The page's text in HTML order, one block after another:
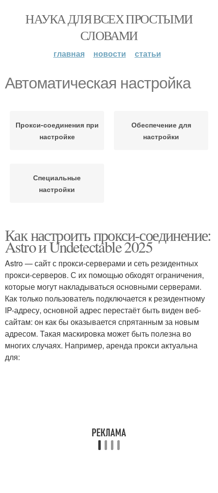
НАУКА ДЛЯ ВСЕХ ПРОСТЫМИ
СЛОВАМИ
главная новости статьи
Автоматическая настройка
Прокси-соединения при
настройке
Обеспечение для
настройки
Специальные
настройки
Как настроить прокси-соединение:
Astro и Undetectable 2025
Astro — сайт с прокси-серверами и сеть резидентных
прокси-серверов. С их помощью обходят ограничения,
которые могут накладываться основными серверами.
Как только пользователь подключается к резидентному
IP-адресу, основной адрес перестаёт быть виден веб-
сайтам: он как бы оказывается спрятанным за новым
адресом. Такая маскировка может быть полезна во
многих случаях. Например, аренда прокси актуальна
для: